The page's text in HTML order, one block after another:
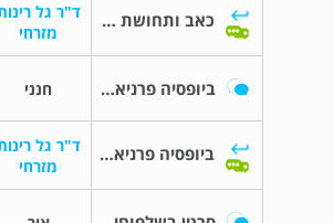
כאב ותחושת מתח שיורד לרגליים מהגב התחתון
ד"ר גל
מזרחי
ביופסיה פרניאלית או פט סיטי psma חנני
ביופסיה פרניאלית או פט סיטי psma
ד"ר גל
מזרחי